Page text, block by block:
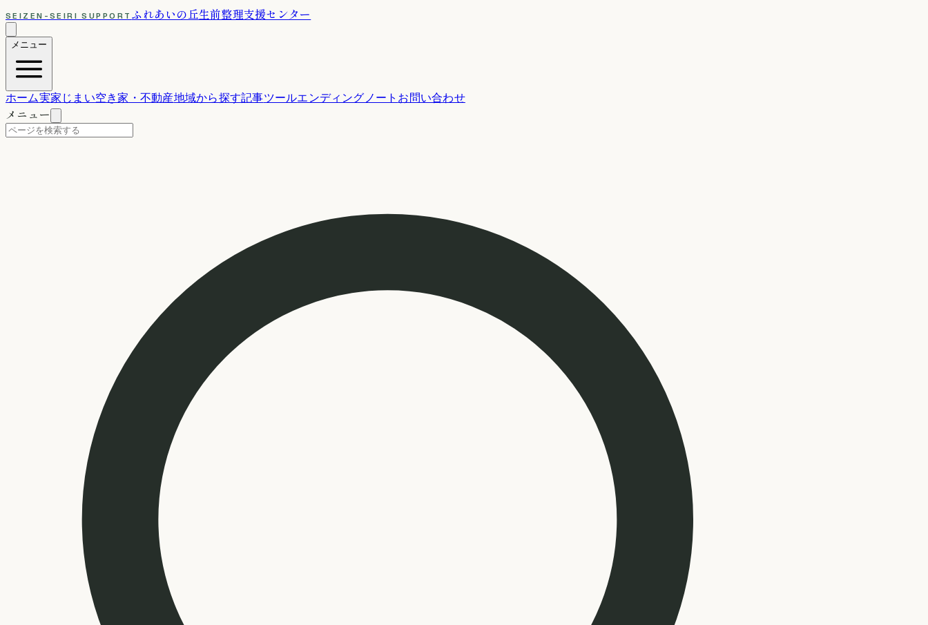
SEIZEN-SEIRI SUPPORT ふれあいの丘生前整理支援センター
メニュー
ホーム実家じまい空き家・不動産地域から探す記事ツールエンディングノート お問い合わせ
メニュー